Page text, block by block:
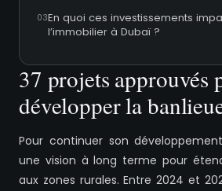
En quoi ces investissements
l’immobilier à Dubaï ?
37 projets approuvés
développer la
Pour continuer son
une vision à long terme pour
aux zones rurales. Entre 2024 et